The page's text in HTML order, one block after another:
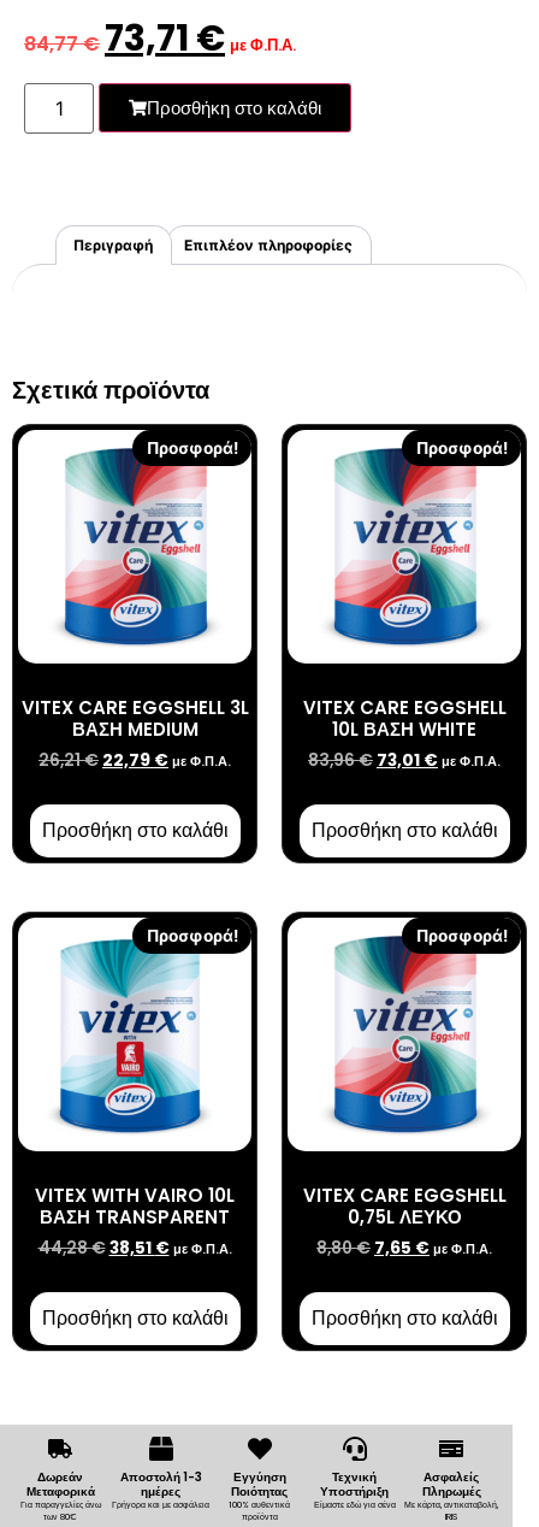
84,77€ 73,71€ με Φ.Π.Α.
Προσθήκη στο καλάθι
Περιγραφή Επιπλέον πληροφορίες
Σχετικά προϊόντα
Προσφορά!
VITEX CARE EGGSHELL 3L
ΒΑΣΗ MEDIUM
26,21€ 22,79 €με Φ.Π.Α.
Προσθήκη στο καλάθι
Προσφορά!
VITEX CARE EGGSHELL
10L ΒΑΣΗ WHITE
83,96€ 73,01 €με Φ.Π.Α.
Προσθήκη στο καλάθι
Προσφορά!
VITEX WITH VAIRO 10L
ΒΑΣΗ TRANSPARENT
44,28€38,51 € με Φ.Π.Α.
Προσθήκη στο καλάθι
Προσφορά!
VITEX CARE EGGSHELL
0,75L ΛΕΥΚΟ
8,80€ 7,65 €με Φ.Π.Α.
Προσθήκη στο καλάθι
Δωρεάν
Μεταφορικά
Για παραγγελίες άνω
των 80€
Αποστολή 1-3
ημέρες
Γρήγορα και με ασφάλεια
Εγγύηση
Ποιότητας
100% αυθεντικά
προϊόντα
Τεχνική
Υποστήριξη
Είμαστε εδώ για σένα
Ασφαλείς
Πληρωμές
Με κάρτα, αντικαταβολή,
IRIS